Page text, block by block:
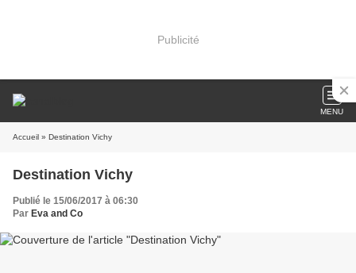
Publicité
MENU
Accueil » Destination Vichy
Destination Vichy
Publié le 15/06/2017 à 06:30
Par Eva and Co